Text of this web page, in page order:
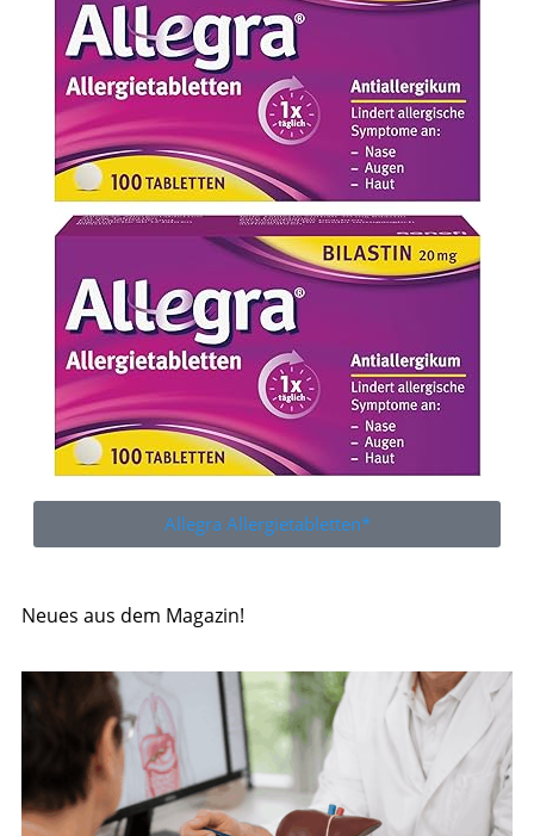
Allegra Allergietabletten*
Neues aus dem Magazin!